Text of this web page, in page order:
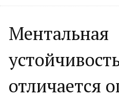
Ментальная
отличается